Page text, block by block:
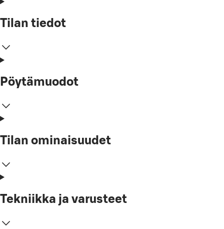
Tilan tiedot
Pöytämuodot
Tilan ominaisuudet
Tekniikka ja varusteet